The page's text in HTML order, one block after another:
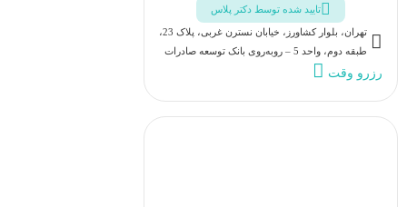
تایید شده توسط دکتر پلاس
تهران، بلوار کشاورز، خیابان نسترن غربی، پلاک 23،
طبقه دوم، واحد 5 – روبه‌روی بانک توسعه صادرات
رزرو وقت